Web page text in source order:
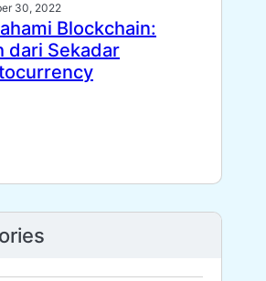
30, 2022
Blockchain:
dari Sekadar